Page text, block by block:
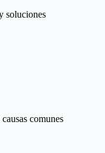
y soluciones